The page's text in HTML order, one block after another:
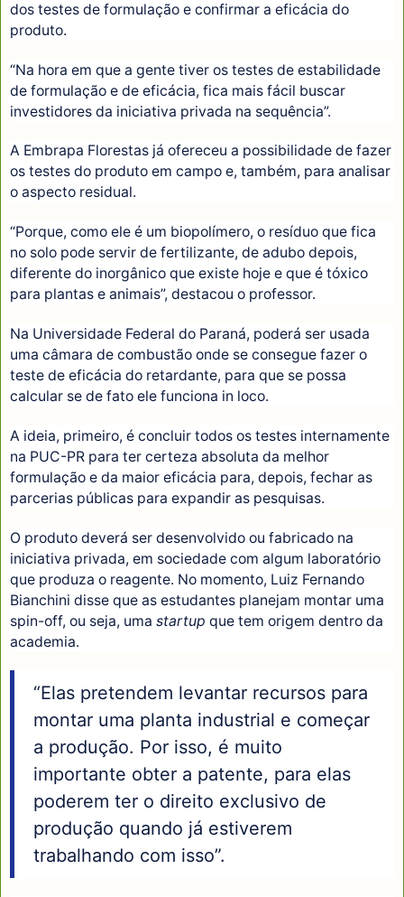
dos testes de formulação e confirmar a eficácia do
produto.
“Na hora em que a gente tiver os testes de estabilidade
de formulação e de eficácia, fica mais fácil buscar
investidores da iniciativa privada na sequência”.
A Embrapa Florestas já ofereceu a possibilidade de fazer
os testes do produto em campo e, também, para analisar
o aspecto residual.
“Porque, como ele é um biopolímero, o resíduo que fica
no solo pode servir de fertilizante, de adubo depois,
diferente do inorgânico que existe hoje e que é tóxico
para plantas e animais”, destacou o professor.
Na Universidade Federal do Paraná, poderá ser usada
uma câmara de combustão onde se consegue fazer o
teste de eficácia do retardante, para que se possa
calcular se de fato ele funciona in loco.
A ideia, primeiro, é concluir todos os testes internamente
na PUC-PR para ter certeza absoluta da melhor
formulação e da maior eficácia para, depois, fechar as
parcerias públicas para expandir as pesquisas.
O produto deverá ser desenvolvido ou fabricado na
iniciativa privada, em sociedade com algum laboratório
que produza o reagente. No momento, Luiz Fernando
Bianchini disse que as estudantes planejam montar uma
spin-off, ou seja, uma startup que tem origem dentro da
academia.
“Elas pretendem levantar recursos para
montar uma planta industrial e começar
a produção. Por isso, é muito
importante obter a patente, para elas
poderem ter o direito exclusivo de
produção quando já estiverem
trabalhando com isso”.